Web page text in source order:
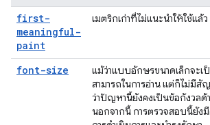
first-
meaningful-
paint
เมตริกเก่าที่ไม่แนะนําให้ใช้แล้
font-size
แม้ว่าแบบอักษรขนาดเล็กจะเ
สามารถในการอ่าน แต่ก็ไม่มี
ว่าปัญหานี้ยังคงเป็นข้อกังวลด้
นอกจากนี้ การตรวจสอบนี้ยังมี